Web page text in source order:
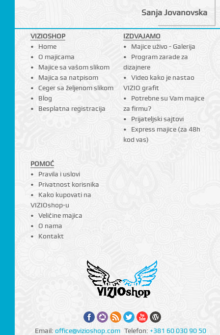
Sanja Jovanovska
VIZIOSHOP
Home
O majicama
Majice sa vašom slikom
Majica sa natpisom
Ceger sa željenom slikom
Blog
Besplatna registracija
IZDVAJAMO
Majice uživo - Galerija
Program zarade za
dizajnere
Video kako je nastao
VIZIO grafit
Potrebne su Vam majice
za firmu?
Prijateljski sajtovi
Express majice (za 48h
kod vas)
POMOĆ
Pravila i uslovi
Privatnost korisnika
Kako kupovati na
VIZIOshop-u
Veličine majica
O nama
Kontakt
Email: office@vizioshop.com Telefon: +381 60 030 90 50